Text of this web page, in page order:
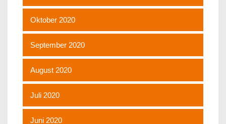
Oktober 2020
September 2020
August 2020
Juli 2020
Juni 2020